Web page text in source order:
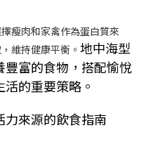
瘦肉和家禽作為蛋白質來
維持健康平衡。 地中海型
富的食物，搭配愉悅
的重要策略。
來源的飲食指南